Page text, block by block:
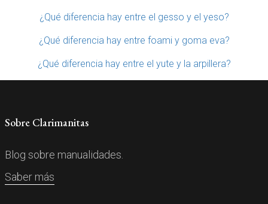
¿Qué diferencia hay entre el gesso y el yeso?
¿Qué diferencia hay entre foami y goma eva?
¿Qué diferencia hay entre el yute y la arpillera?
Sobre Clarimanitas
Blog sobre manualidades.
Saber más